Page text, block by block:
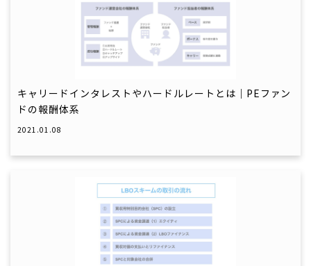
キャリードインタレストやハードルレートとは｜PEファン
ドの報酬体系
2021.01.08